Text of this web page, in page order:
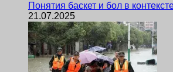
Понятия баскет и бол в
21.07.2025